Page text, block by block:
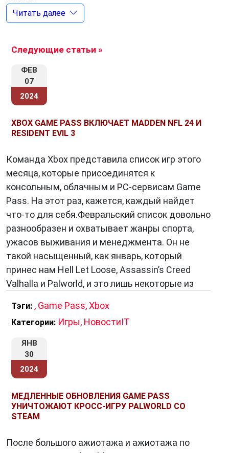
стало внедрение технологии «игр в облаке».
Это позволяет пользователям играть в
требовательные к ресурсам игры на
графику и управление. Таким образом, игроки
игровым опытом даже на слабых
компьютерах или мобильных устройствах, не
вкладываясь в дорогостоящий аппаратный
апгрейд.
Изменение подхода к игровым релизам
Xbox Game Passтакже изменил способ,
которым игры выпускаются и продвигаются.
Многие новые игры появляются в библиотеке
Game Pass одновременно с их официальным
огромной аудитории сразу же после релиза,
обеспечивая более широкое внимание к игре и
повышение её продаж.
Развитие индустрии
УспехXbox Game Pass
сервисы. Это привело к появлению новых
Читать далее
Следующие статьи »
ФЕВ
07
2024
XBOX GAME PASS ВКЛЮЧАЕТ MADDEN NFL 24 И
RESIDENT EVIL 3
Команда Xbox представила список игр этого
месяца, которые присоединятся к
консольным, облачным и PC-сервисам Game
Pass. На этот раз, кажется, каждый найдет
что-то для себя.Февральский список довольно
разнообразен и охватывает жанры спорта,
ужасов выживания и менеджмента. Он не
такой насыщенный, как январь, который
принес нам Hell Let Loose, Assassin’s Creed
Valhalla и Palworld, и это лишь некоторые из
Тэги: , Game Pass,Xbox
Категории: Игры, НовостиIT
ЯНВ
30
2024
МЕДЛЕННЫЕ ОБНОВЛЕНИЯ GAME PASS
УНИЧТОЖАЮТ КРОСС-ИГРУ PALWORLD СО
STEAM
После большого ажиотажа и ажиотажа по